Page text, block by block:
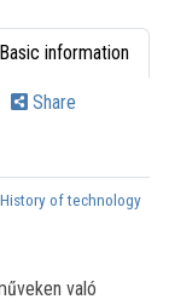
Basic information
Share
History of technology
való